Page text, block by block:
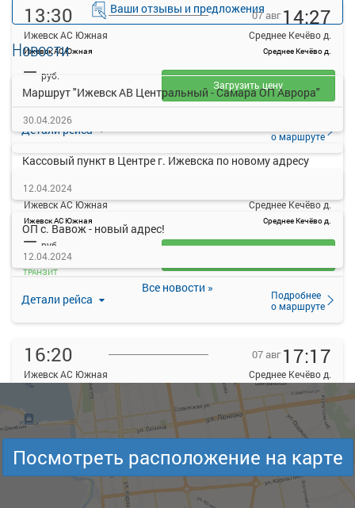
13:30
Ижевск АС Южная
Ижевск АС Южная
07 авг 14:27
Среднее Кечёво д.
Среднее Кечёво д.
Детали рейса
о маршруте
— руб.
Загрузить цену
15:50
Ижевск АС Южная
Ижевск АС Южная
Среднее Кечёво д.
Среднее Кечёво д.
Детали рейса
Подробнее
о маршруте
— руб.
ТРАНЗИТ
16:20
Ижевск АС Южная
Ижевск АС Южная
07 авг 17:17
Среднее Кечёво д.
Среднее Кечёво д.
Детали рейса
Подробнее
о маршруте
—
Загрузить цену
Ваши отзывы и предложения
Новости
Маршрут "Ижевск АВ Центральный - Самара ОП Аврора"
30.04.2026
Кассовый пункт в Центре г. Ижевска по новому адресу
12.04.2024
ОП с. Вавож - новый адрес!
12.04.2024
Все новости »
Посмотреть расположение на карте